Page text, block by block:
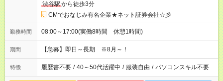
渋谷駅から徒歩3分
CMでおなじみ有名企業★ネット証券会社☆彡
勤務時間 08:00～17:00(実働8時間 休憩1時間)
期間 【急募】即日～長期 ※8月～！
特徴 履歴書不要 / 40～50代活躍中 / 服装自由 / パソコンスキル不要